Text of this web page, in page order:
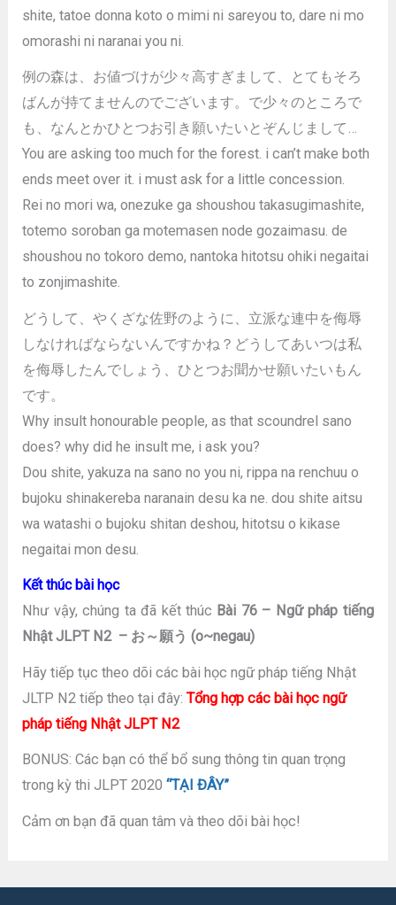
shite, tatoe donna koto o mimi ni sareyou to, dare ni mo
omorashi ni naranai you ni.
例の森は、お値づけが少々高すぎまして、とてもそろ
ばんが持てませんのでございます。で少々のところで
も、なんとかひとつお引き願いたいとぞんじまして…
You are asking too much for the forest. i can’t make both
ends meet over it. i must ask for a little concession.
Rei no mori wa, onezuke ga shoushou takasugimashite,
totemo soroban ga motemasen node gozaimasu. de
shoushou no tokoro demo, nantoka hitotsu ohiki negaitai
to zonjimashite.
どうして、やくざな佐野のように、立派な連中を侮辱
しなければならないんですかね？どうしてあいつは私
を侮辱したんでしょう、ひとつお聞かせ願いたいもん
です。
Why insult honourable people, as that scoundrel sano
does? why did he insult me, i ask you?
Dou shite, yakuza na sano no you ni, rippa na renchuu o
bujoku shinakereba naranain desu ka ne. dou shite aitsu
wa watashi o bujoku shitan deshou, hitotsu o kikase
negaitai mon desu.
Kết thúc bài học
Như vậy, chúng ta đã kết thúc Bài 76 – Ngữ pháp tiếng
Nhật JLPT N2 – お～願う (o~negau)
Hãy tiếp tục theo dõi các bài học ngữ pháp tiếng Nhật
JLTP N2 tiếp theo tại đây:Tổng hợp các bài học ngữ
pháp tiếng Nhật JLPT N2
BONUS: Các bạn có thể bổ sung thông tin quan trọng
trong kỳ thi JLPT 2020“TẠI ĐÂY”
Cảm ơn bạn đã quan tâm và theo dõi bài học!